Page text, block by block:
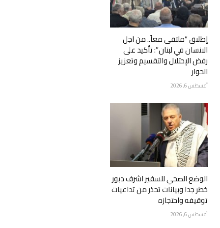
إطلاق “ملتقى معاً.. من اجل
الانسان في لبنان”: تأكيد على
رفض الإحتلال والتقسيم وتعزيز
الحوار
أغسطس 6, 2026
الوضع الصحي للسفير اشرف دبور
خطر جدا وبيانات تحذر من تداعيات
توقيفه واحتجازه
أغسطس 6, 2026